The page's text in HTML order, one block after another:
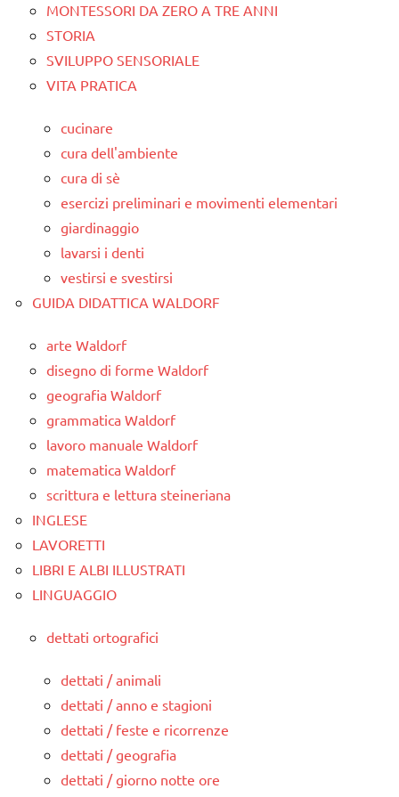
MONTESSORI DA ZERO A TRE ANNI
STORIA
SVILUPPO SENSORIALE
VITA PRATICA
cucinare
cura dell'ambiente
cura di sè
esercizi preliminari e movimenti elementari
giardinaggio
lavarsi i denti
vestirsi e svestirsi
GUIDA DIDATTICA WALDORF
arte Waldorf
disegno di forme Waldorf
geografia Waldorf
grammatica Waldorf
lavoro manuale Waldorf
matematica Waldorf
scrittura e lettura steineriana
INGLESE
LAVORETTI
LIBRI E ALBI ILLUSTRATI
LINGUAGGIO
dettati ortografici
dettati / animali
dettati / anno e stagioni
dettati / feste e ricorrenze
dettati / geografia
dettati / giorno notte ore